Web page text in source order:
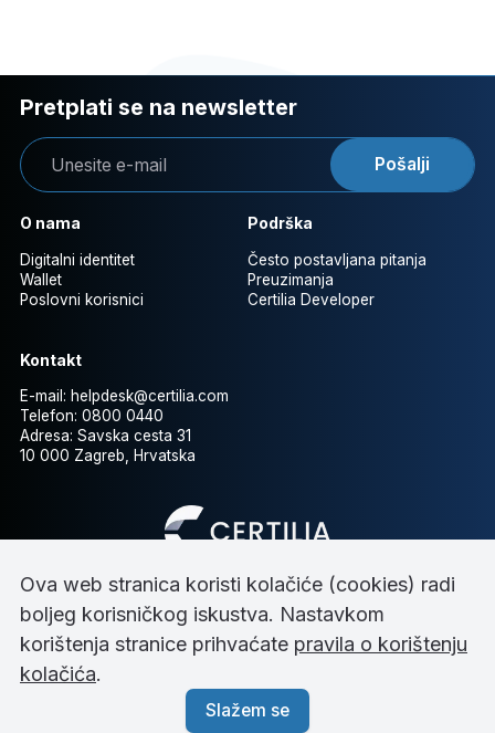
Ova web stranica koristi kolačiće (cookies) radi
boljeg korisničkog iskustva. Nastavkom
korištenja stranice prihvaćate pravila o korištenju
kolačića.
Slažem se
O nama
Digitalni identitet
Wallet
Poslovni korisnici
Podrška
Često postavljana pitanja
Preuzimanja
Certilia Developer
Kontakt
E-mail: helpdesk@certilia.com
Telefon: 0800 0440
Adresa: Savska cesta 31
10 000 Zagreb, Hrvatska
Pretplati se na newsletter
Pošalji
Impressum
Uvjeti korištenja
Pravila o koristenju kolačića